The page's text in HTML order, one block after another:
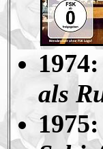
1974:
als
1975: